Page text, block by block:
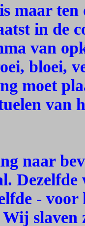
maar
in de
van
bloei,
moet
van
naar
- voor
slaven